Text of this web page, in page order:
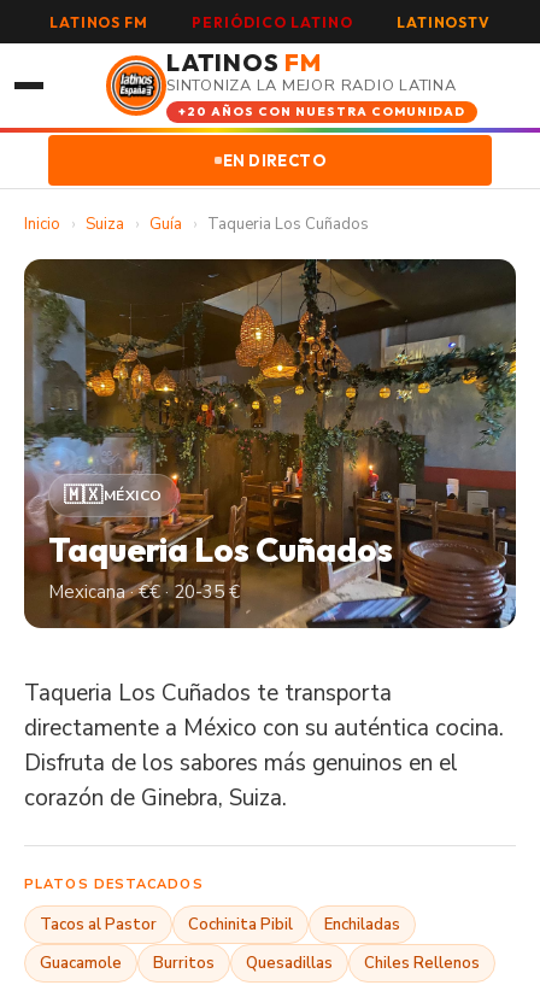
LATINOS FM PERIÓDICO LATINO LATINOSTV
LATINOS FM
SINTONIZA LA MEJOR RADIO LATINA
+20 AÑOS CON NUESTRA COMUNIDAD
EN DIRECTO
Inicio › Suiza › Guía › Taqueria Los Cuñados
🇲🇽MÉXICO
Taqueria Los Cuñados
Mexicana · €€ · 20-35 €
Taqueria Los Cuñados te transporta
directamente a México con su auténtica cocina.
Disfruta de los sabores más genuinos en el
corazón de Ginebra, Suiza.
PLATOS DESTACADOS
Tacos al Pastor Cochinita Pibil
Enchiladas
Guacamole
Burritos Quesadillas Chiles Rellenos